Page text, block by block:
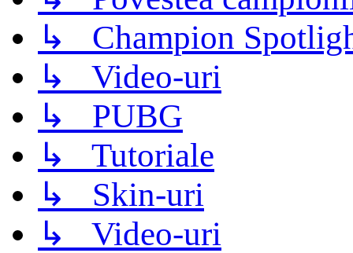
↳ Champion
↳ Video-uri
↳ PUBG
↳ Tutoriale
↳ Skin-uri
↳ Video-uri